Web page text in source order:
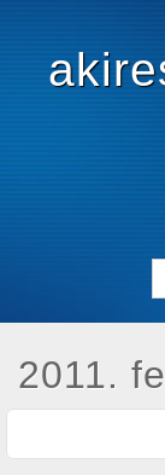
2011.